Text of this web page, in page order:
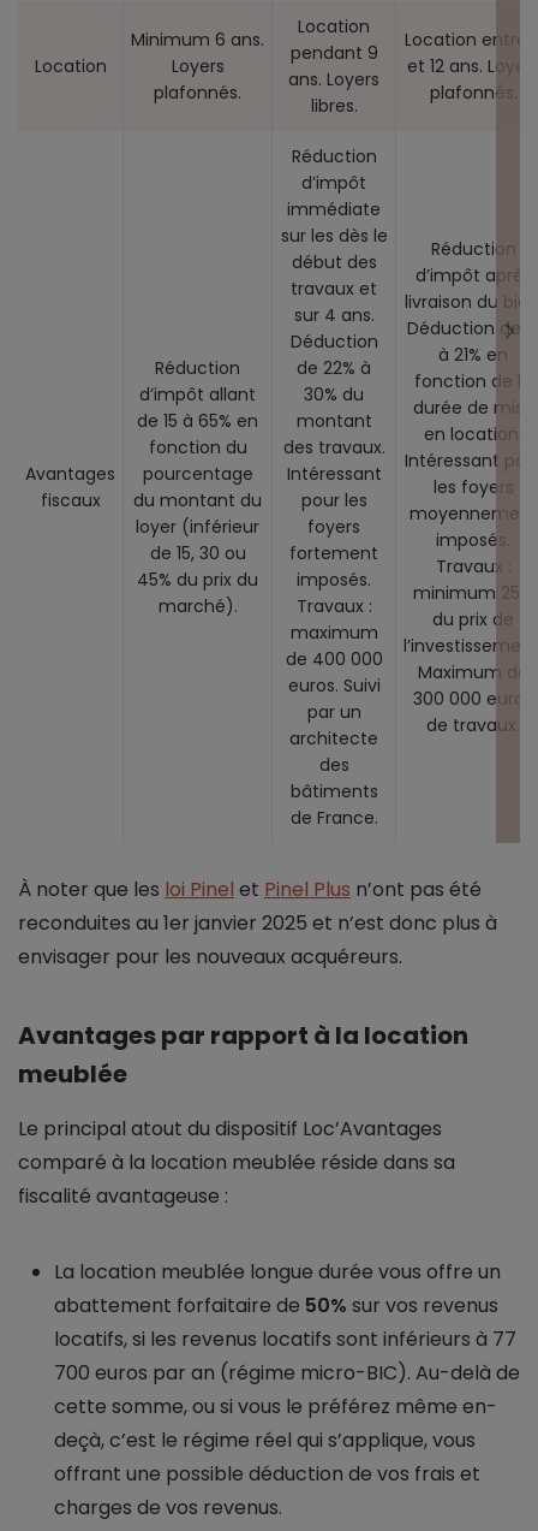
Location
Minimum 6 ans.
Loyers
plafonnés.
Location
pendant 9
ans. Loyers
libres.
Location entre
et 12 ans.
plafonnés.
Avantages
fiscaux
Réduction
d’impôt allant
de 15 à 65% en
fonction du
pourcentage
du montant du
loyer (inférieur
de 15, 30 ou
45% du prix du
marché).
Réduction
d’impôt
immédiate
sur les dès le
début des
travaux et
sur 4 ans.
Déduction
de 22% à
30% du
montant
des travaux.
Intéressant
pour les
foyers
fortement
imposés.
Travaux :
maximum
de 400 000
euros. Suivi
par un
architecte
des
bâtiments
de France.
Réduction
d’impôt après
livraison du
Déduction de
à 21% en
fonction de la
durée de mise
en location.
Intéressant
les foyers
moyennement
imposés.
Travaux :
minimum 25%
du prix de
Maximum de
300 000 euros
de travaux.
À noter que les loi Pinel et Pinel Plus n’ont pas été
reconduites au 1er janvier 2025 et n’est donc plus à
envisager pour les nouveaux acquéreurs.
Avantages par rapport à la location
meublée
Le principal atout du dispositif Loc’Avantages
comparé à la location meublée réside dans sa
fiscalité avantageuse :
La location meublée longue durée vous offre un
abattement forfaitaire de 50% sur vos revenus
locatifs, si les revenus locatifs sont inférieurs à 77
700 euros par an (régime micro-BIC). Au-delà de
cette somme, ou si vous le préférez même en-
deçà, c’est le régime réel qui s’applique, vous
offrant une possible déduction de vos frais et
charges de vos revenus.